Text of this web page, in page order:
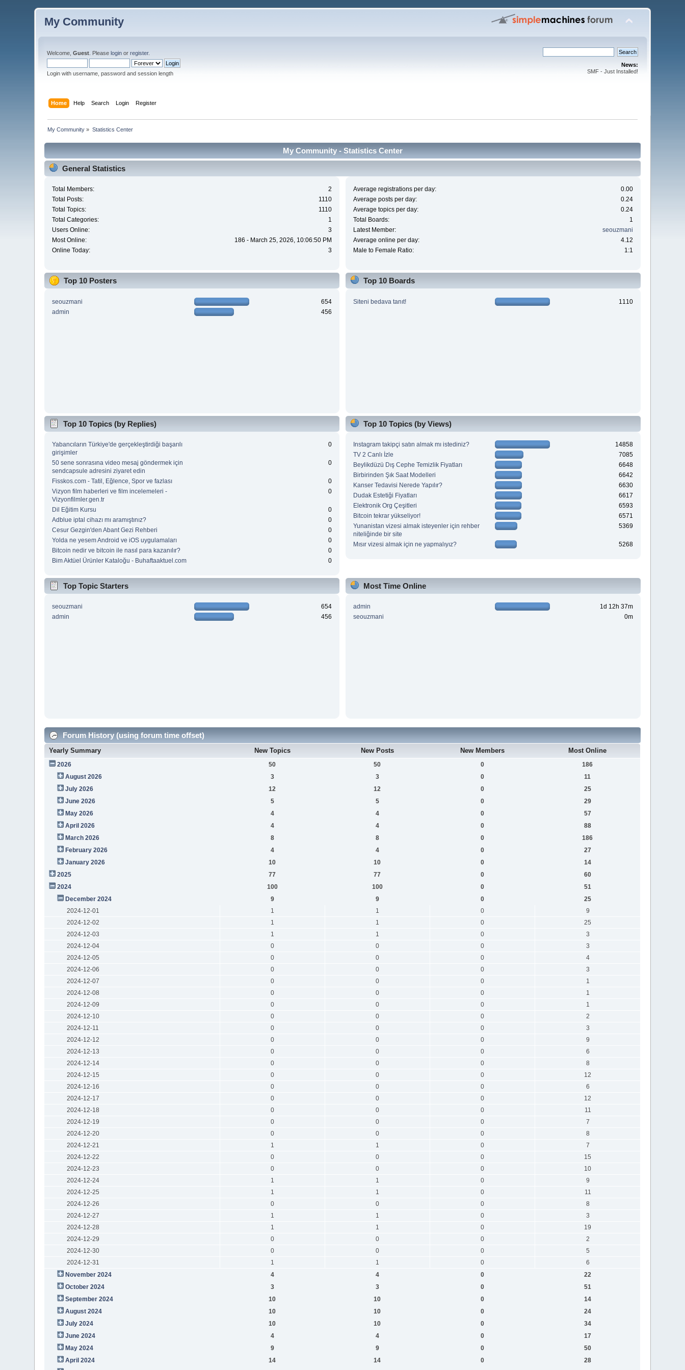
My Community
Welcome,Guest . Pleaselogin orregister.
Login with username, password and session length
News:
SMF - Just Installed!
Home Help Search Login Register
My Community » Statistics Center
My Community - Statistics Center
General Statistics
Total Members:
2
Total Posts:
1110
Total Topics:
1110
Total Categories:
1
Users Online:
3
Most Online:
186 - March 25, 2026, 10:06:50 PM
Online Today:
3
Average registrations per day:
0.00
Average posts per day:
0.24
Average topics per day:
0.24
Total Boards:
1
Latest Member:
seouzmani
Average online per day:
4.12
Male to Female Ratio:
1:1
Top 10 Posters
seouzmani
654
admin
456
Top 10 Boards
Siteni bedava tanıt! 1110
Top 10 Topics (by Replies)
Yabancıların Türkiye'de gerçekleştirdiği başarılı
girişimler
0
50 sene sonrasına video mesaj göndermek için
sendcapsule adresini ziyaret edin
0
Fisskos.com - Tatil, Eğlence, Spor ve fazlası
0
Vizyon film haberleri ve film incelemeleri -
Vizyonfilmler.gen.tr
0
Dil Eğitim Kursu
0
Adblue iptal cihazı mı aramıştınız?
0
Cesur Gezgin'den Abant Gezi Rehberi
0
Yolda ne yesem Android ve iOS uygulamaları
0
Bitcoin nedir ve bitcoin ile nasıl para kazanılır?
0
Bim Aktüel Ürünler Kataloğu - Buhaftaaktuel.com
0
Top 10 Topics (by Views)
Instagram takipçi satın almak mı istediniz?
14858
TV 2 Canlı İzle
7085
Beylikdüzü Dış Cephe Temizlik Fiyatları
6648
Birbirinden Şık Saat Modelleri
6642
Kanser Tedavisi Nerede Yapılır?
6630
Dudak Estetiği Fiyatları
6617
Elektronik Org Çeşitleri
6593
Bitcoin tekrar yükseliyor!
6571
Yunanistan vizesi almak isteyenler için rehber
niteliğinde bir site
5369
Mısır vizesi almak için ne yapmalıyız? 5268
Top Topic Starters
seouzmani
654
admin
456
Most Time Online
admin
1d 12h 37m
seouzmani
0m
Forum History (using forum time offset)
Yearly Summary New Topics New Posts New Members Most Online
2026 50 50 0
186
August 2026
3 3 0
11
July 2026
12 12 0
25
June 2026
5 5 0
29
May 2026
4 4 0
57
April 2026
4 4 0
88
March 2026
8 8 0
186
February 2026
4 4 0
27
January 2026
10 10 0
14
2025
77 77 0
60
2024
100 100 0
51
December 2024
9 9 0
25
2024-12-01
1 1 0
9
2024-12-02
1 1 0
25
2024-12-03
1 1 0
3
2024-12-04
0 0 0
3
2024-12-05
0 0 0
4
2024-12-06
0 0 0
3
2024-12-07
0 0 0
1
2024-12-08
0 0 0
1
2024-12-09
0 0 0
1
2024-12-10
0 0 0
2
2024-12-11
0 0 0
3
2024-12-12
0 0 0
9
2024-12-13
0 0 0
6
2024-12-14
0 0 0
8
2024-12-15
0 0 0
12
2024-12-16
0 0 0
6
2024-12-17
0 0 0
12
2024-12-18
0 0 0
11
2024-12-19
0 0 0
7
2024-12-20
0 0 0
8
2024-12-21
1 1 0
7
2024-12-22
0 0 0
15
2024-12-23
0 0 0
10
2024-12-24
1 1 0
9
2024-12-25
1 1 0
11
2024-12-26
0 0 0
8
2024-12-27
1 1 0
3
2024-12-28
1 1 0
19
2024-12-29
0 0 0
2
2024-12-30
0 0 0
5
2024-12-31
1 1 0
6
November 2024
4 4 0
22
October 2024
3 3 0
51
September 2024
10 10 0
14
August 2024
10 10 0
24
July 2024
10 10 0
34
June 2024
4 4 0
17
May 2024
9 9 0
50
April 2024
14 14 0
28